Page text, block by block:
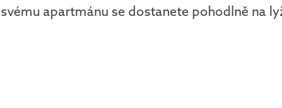
apartmánu se dostanete pohodlně na